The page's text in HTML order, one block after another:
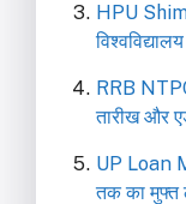
HPU
RRB
तारीख और
UP Loan
तक का मुफ्त